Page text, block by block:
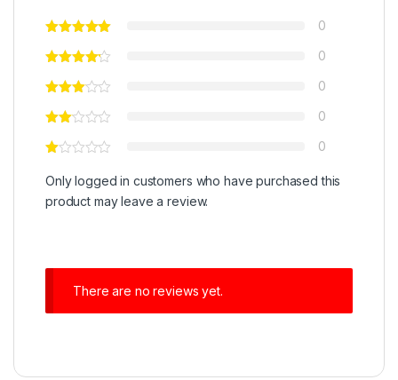
0
0
0
0
0
Only logged in customers who have purchased this
product may leave a review.
There are no reviews yet.